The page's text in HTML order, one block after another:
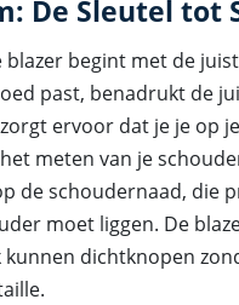
De Sleutel tot
blazer begint met de
past, benadrukt de
ervoor dat je je op
meten van je
de schoudernaad, die
moet liggen. De
kunnen dichtknopen